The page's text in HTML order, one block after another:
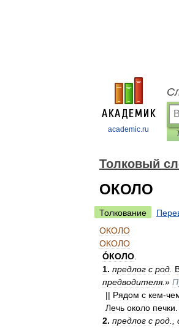
academic.ru
Толковый
ОКОЛО
Толкование
ОКОЛО
ОКОЛО
О́КОЛО
1. предлог с род
предводителя.»
|| Рядом с кем-
Лечь около печки
2. предлог с род